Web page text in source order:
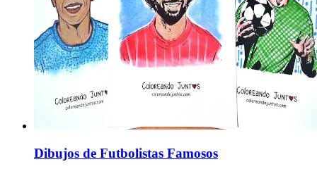
Dibujos de Futbolistas Famosos